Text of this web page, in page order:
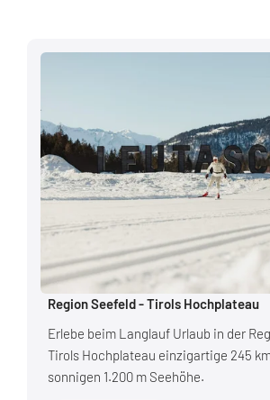
Region Seefeld - Tirols Hochplateau
Erlebe beim Langlauf Urlaub in der
Tirols Hochplateau einzigartige 245
sonnigen 1.200 m Seehöhe.